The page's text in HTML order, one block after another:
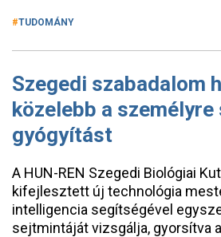
TUDOMÁNY
Szegedi szabadalom
közelebb a
gyógyítást
A HUN-REN Szegedi Biológiai
kifejlesztett új technológia
intelligencia segítségével
sejtmintáját vizsgálja, gyorsítva a